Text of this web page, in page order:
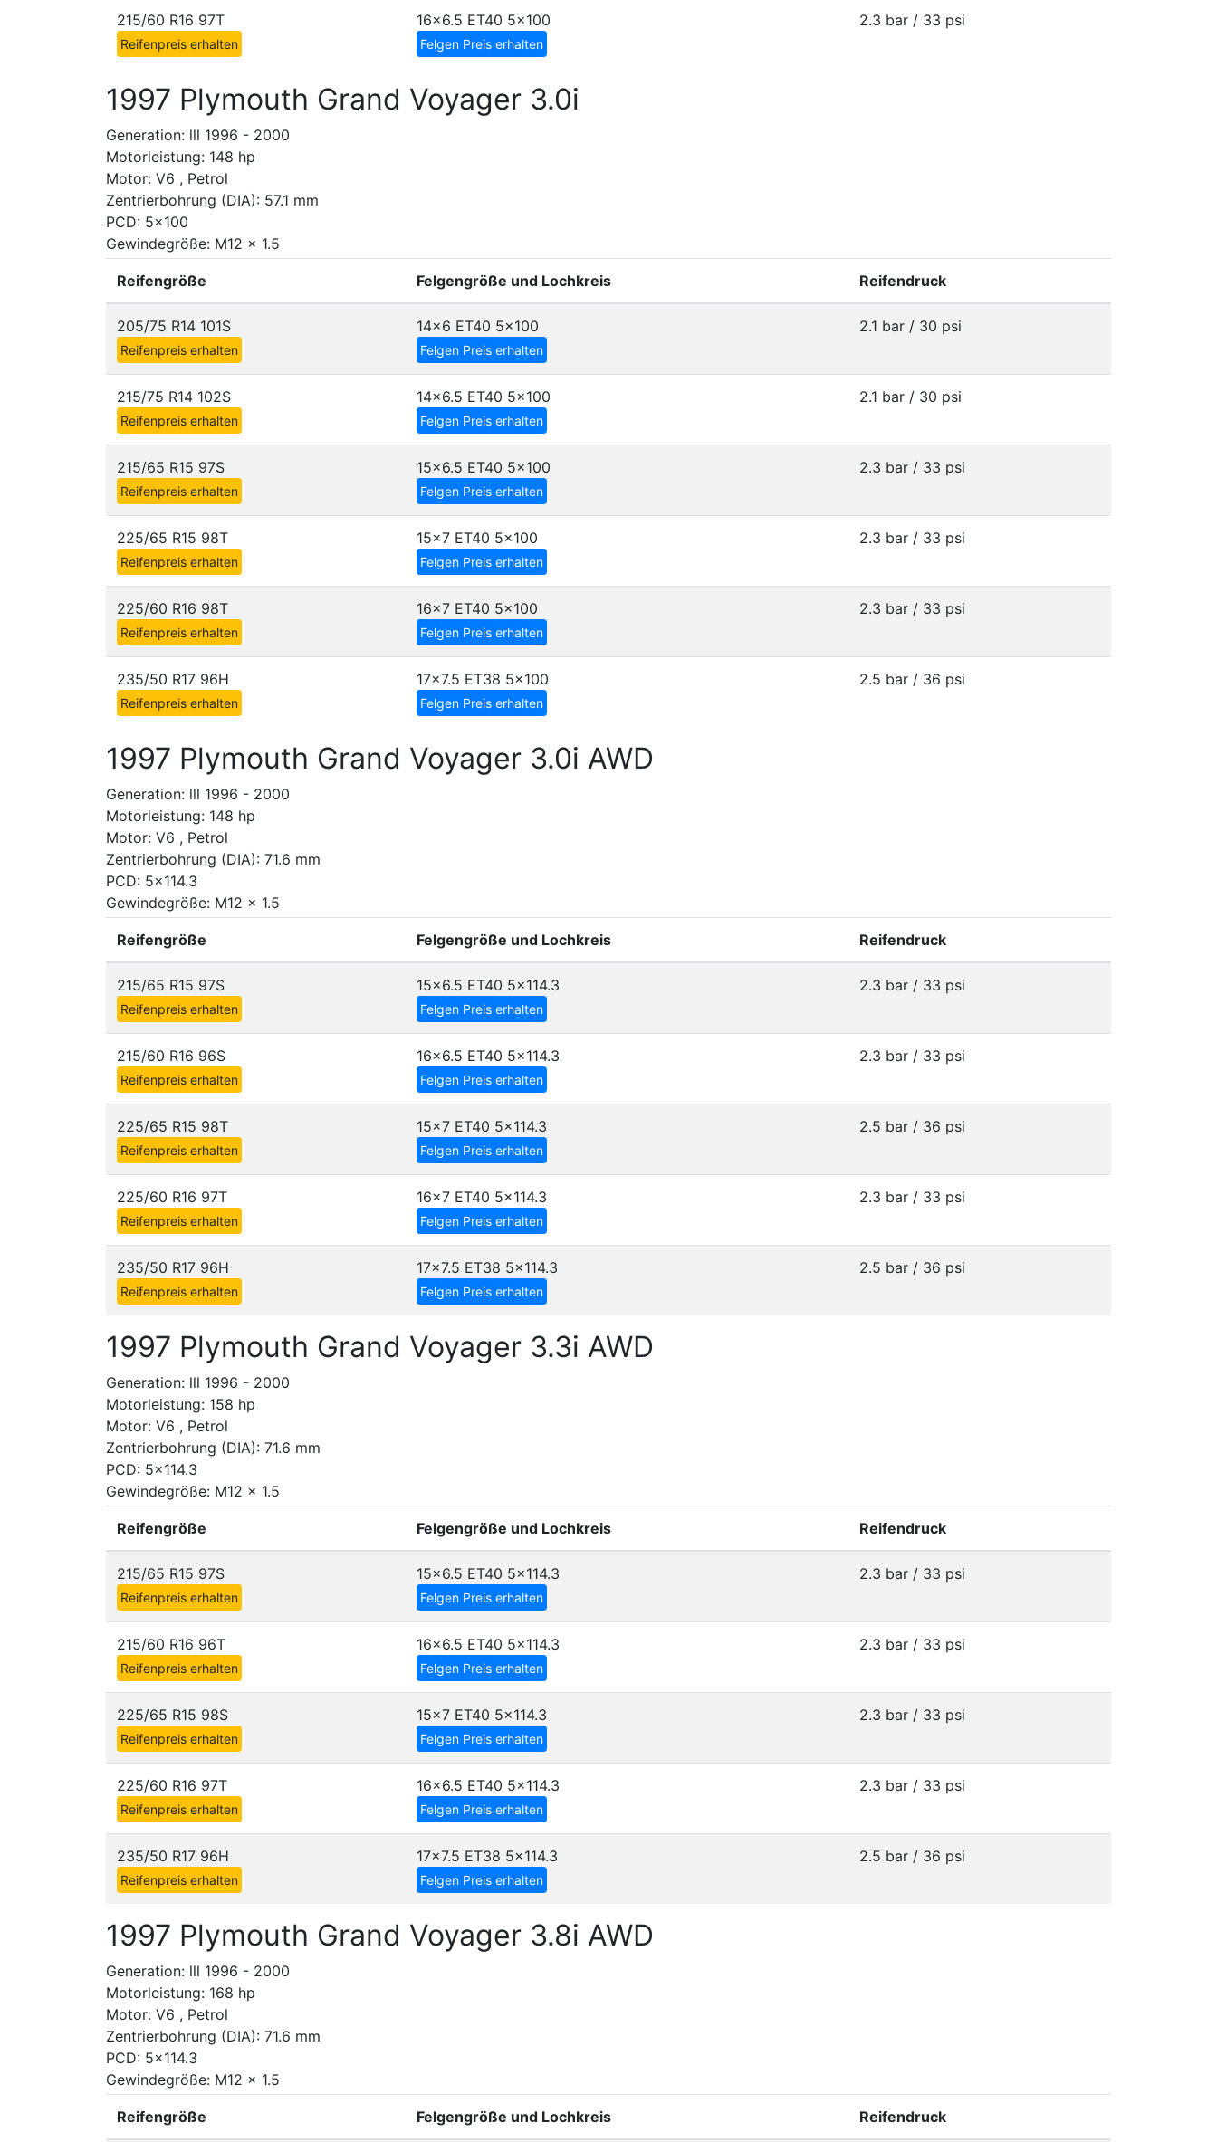
215/60 R16 97T
Reifenpreis erhalten
16x6.5 ET40 5x100
Felgen Preis erhalten
2.3 bar / 33 psi
1997 Plymouth Grand Voyager 3.0i
Generation: lll 1996 - 2000
Motorleistung: 148 hp
Motor: V6 , Petrol
Zentrierbohrung (DIA): 57.1 mm
PCD: 5x100
Gewindegröße: M12 x 1.5
Reifengröße Felgengröße und Lochkreis Reifendruck
205/75 R14 101S
Reifenpreis erhalten
14x6 ET40 5x100
Felgen Preis erhalten
2.1 bar / 30 psi
215/75 R14 102S
Reifenpreis erhalten
14x6.5 ET40 5x100
Felgen Preis erhalten
2.1 bar / 30 psi
215/65 R15 97S
Reifenpreis erhalten
15x6.5 ET40 5x100
Felgen Preis erhalten
2.3 bar / 33 psi
225/65 R15 98T
Reifenpreis erhalten
15x7 ET40 5x100
Felgen Preis erhalten
2.3 bar / 33 psi
225/60 R16 98T
Reifenpreis erhalten
16x7 ET40 5x100
Felgen Preis erhalten
2.3 bar / 33 psi
235/50 R17 96H
Reifenpreis erhalten
17x7.5 ET38 5x100
Felgen Preis erhalten
2.5 bar / 36 psi
1997 Plymouth Grand Voyager 3.0i AWD
Generation: lll 1996 - 2000
Motorleistung: 148 hp
Motor: V6 , Petrol
Zentrierbohrung (DIA): 71.6 mm
PCD: 5x114.3
Gewindegröße: M12 x 1.5
Reifengröße Felgengröße und Lochkreis Reifendruck
215/65 R15 97S
Reifenpreis erhalten
15x6.5 ET40 5x114.3
Felgen Preis erhalten
2.3 bar / 33 psi
215/60 R16 96S
Reifenpreis erhalten
16x6.5 ET40 5x114.3
Felgen Preis erhalten
2.3 bar / 33 psi
225/65 R15 98T
Reifenpreis erhalten
15x7 ET40 5x114.3
Felgen Preis erhalten
2.5 bar / 36 psi
225/60 R16 97T
Reifenpreis erhalten
16x7 ET40 5x114.3
Felgen Preis erhalten
2.3 bar / 33 psi
235/50 R17 96H
Reifenpreis erhalten
17x7.5 ET38 5x114.3
Felgen Preis erhalten
2.5 bar / 36 psi
1997 Plymouth Grand Voyager 3.3i AWD
Generation: lll 1996 - 2000
Motorleistung: 158 hp
Motor: V6 , Petrol
Zentrierbohrung (DIA): 71.6 mm
PCD: 5x114.3
Gewindegröße: M12 x 1.5
Reifengröße Felgengröße und Lochkreis Reifendruck
215/65 R15 97S
Reifenpreis erhalten
15x6.5 ET40 5x114.3
Felgen Preis erhalten
2.3 bar / 33 psi
215/60 R16 96T
Reifenpreis erhalten
16x6.5 ET40 5x114.3
Felgen Preis erhalten
2.3 bar / 33 psi
225/65 R15 98S
Reifenpreis erhalten
15x7 ET40 5x114.3
Felgen Preis erhalten
2.3 bar / 33 psi
225/60 R16 97T
Reifenpreis erhalten
16x6.5 ET40 5x114.3
Felgen Preis erhalten
2.3 bar / 33 psi
235/50 R17 96H
Reifenpreis erhalten
17x7.5 ET38 5x114.3
Felgen Preis erhalten
2.5 bar / 36 psi
1997 Plymouth Grand Voyager 3.8i AWD
Generation: lll 1996 - 2000
Motorleistung: 168 hp
Motor: V6 , Petrol
Zentrierbohrung (DIA): 71.6 mm
PCD: 5x114.3
Gewindegröße: M12 x 1.5
Reifengröße Felgengröße und Lochkreis Reifendruck